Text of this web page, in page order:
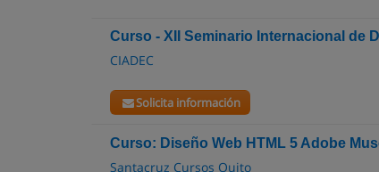
Curso - XII Seminario Internacional de
CIADEC
Solicita información
Curso: Diseño Web HTML 5 Adobe
Santacruz Cursos Quito